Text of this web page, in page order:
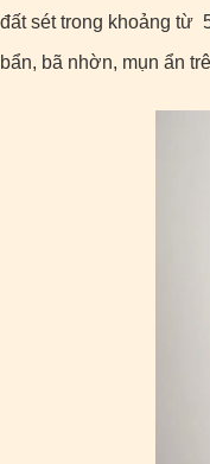
đất sét trong khoảng từ
bẩn, bã nhờn, mụn ẩn